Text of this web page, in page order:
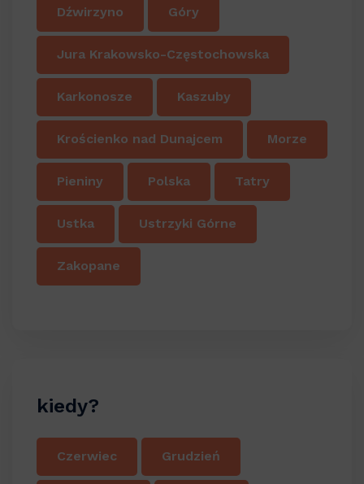
Dźwirzyno Góry
Jura Krakowsko-Częstochowska
Karkonosze Kaszuby
Krościenko nad Dunajcem Morze
Pieniny Polska Tatry
Ustka Ustrzyki Górne
Zakopane
kiedy?
Czerwiec Grudzień